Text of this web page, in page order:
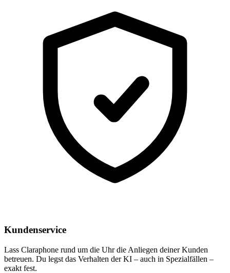
Kundenservice
Lass Claraphone rund um die Uhr die Anliegen deiner Kunden
betreuen. Du legst das Verhalten der KI – auch in Spezialfällen –
exakt fest.